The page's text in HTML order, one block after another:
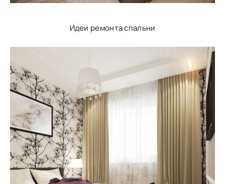
Идеи ремонта спальни